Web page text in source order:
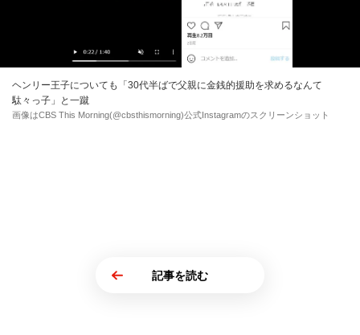
ヘンリー王子についても「30代半ばで父親に金銭的援助を求めるなんて
駄々っ子」と一蹴
画像はCBS This Morning(@cbsthismorning)公式Instagramのスクリーンショット
記事を読む